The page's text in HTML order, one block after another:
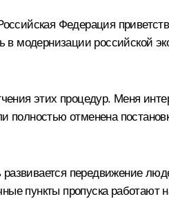
Федерация
в модернизации российской
этих процедур. Меня
полностью отменена
передвижение
пункты пропуска работают